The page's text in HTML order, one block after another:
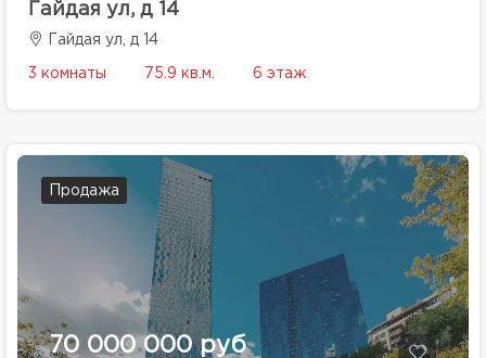
Гайдая ул, д 14
Гайдая ул, д 14
3 комнаты 75.9 кв.м. 6 этаж
Продажа
70 000 000 руб